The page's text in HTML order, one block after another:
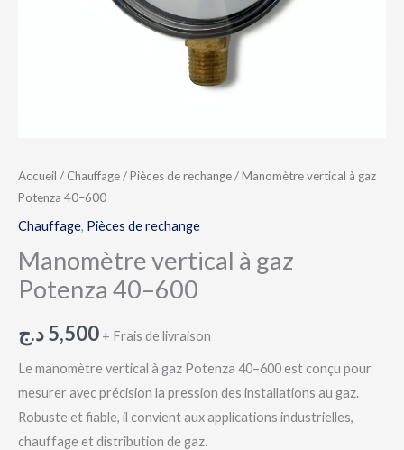
Accueil / Chauffage/Pièces de rechange/ Manomètre vertical à gaz
Potenza 40–600
Chauffage, Pièces de rechange
Manomètre vertical à gaz
Potenza 40–600
5,500د.ج + Frais de livraison
Le manomètre vertical à gaz Potenza 40–600 est conçu pour
mesurer avec précision la pression des installations au gaz.
Robuste et fiable, il convient aux applications industrielles,
chauffage et distribution de gaz.